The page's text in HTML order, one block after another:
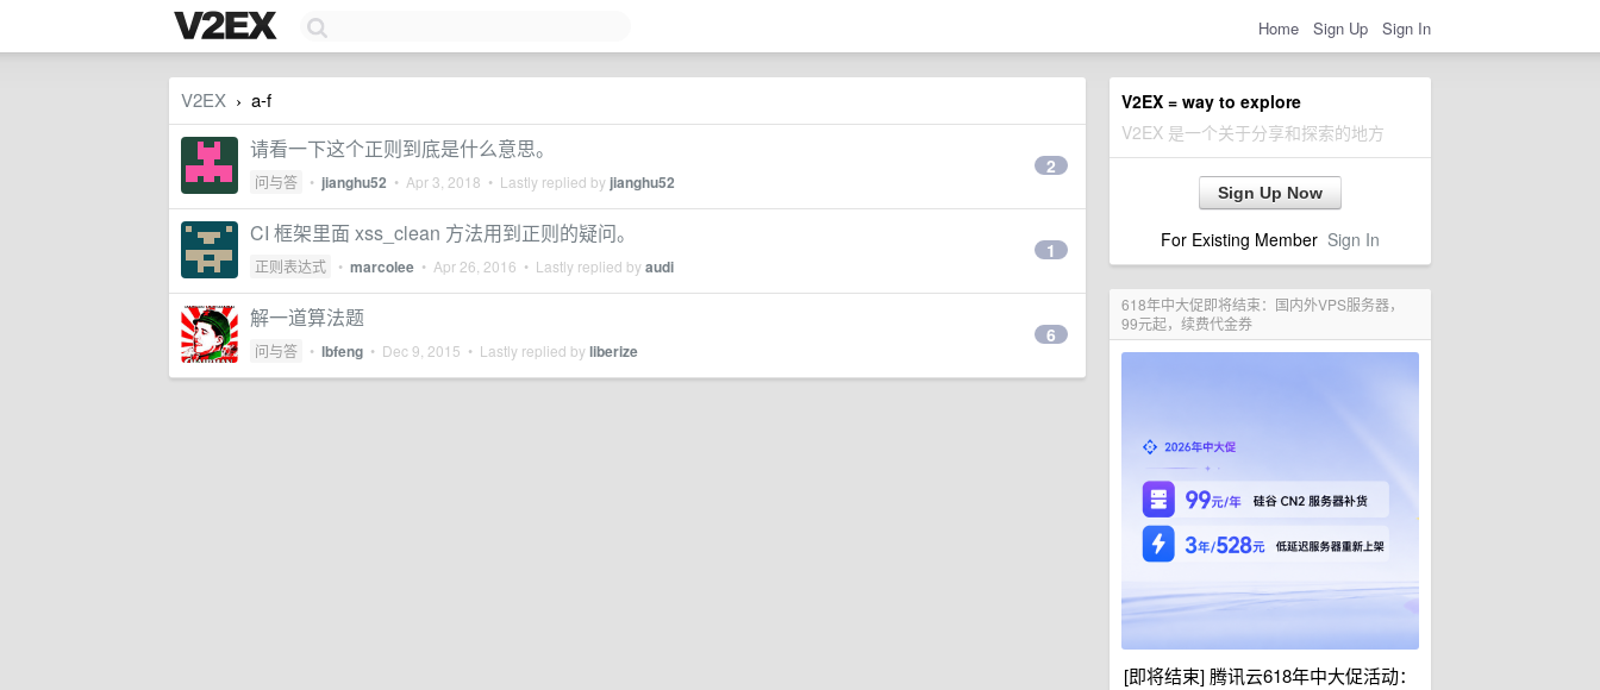
Home Sign Up Sign In
V2EX = way to explore
V2EX 是一个关于分享和探索的地方
Sign Up Now
For Existing Member Sign In
618年中大促即将结束：国内外VPS服务器，
99元起，续费代金券
[即将结束] 腾讯云618年中大促活动：
V2EX › a-f
请看一下这个正则到底是什么意思。
问与答 • jianghu52 • Apr 3, 2018 • Lastly replied by jianghu52
2
CI 框架里面 xss_clean 方法用到正则的疑问。
正则表达式 • marcolee • Apr 26, 2016 • Lastly replied byaudi
1
解一道算法题
问与答 • lbfeng • Dec 9, 2015 • Lastly replied byliberize
6